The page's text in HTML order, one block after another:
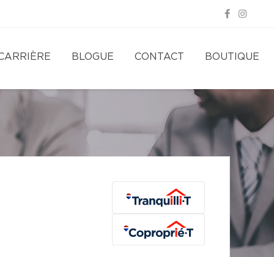
BLOGUE CONTACT BOUTIQUE